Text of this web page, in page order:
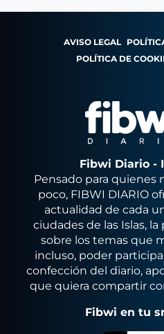
AVISO LEGAL
POLÍTICA DE
Fibwi Diario -
Pensado para quienes
poco, FIBWI DIARIO
actualidad de cada
ciudades de las Islas,
sobre los temas que
incluso, poder
confección del diario,
que quiera compartir
Fibwi en tu